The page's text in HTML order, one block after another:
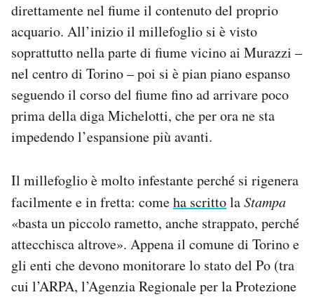
direttamente nel fiume il contenuto del proprio
acquario. All’inizio il millefoglio si è visto
soprattutto nella parte di fiume vicino ai Murazzi –
nel centro di Torino – poi si è pian piano espanso
seguendo il corso del fiume fino ad arrivare poco
prima della diga Michelotti, che per ora ne sta
impedendo l’espansione più avanti.
Il millefoglio è molto infestante perché si rigenera
facilmente e in fretta: comeha scrittolaStampa
«basta un piccolo rametto, anche strappato, perché
attecchisca altrove». Appena il comune di Torino e
gli enti che devono monitorare lo stato del Po (tra
cui l’ARPA, l’Agenzia Regionale per la Protezione